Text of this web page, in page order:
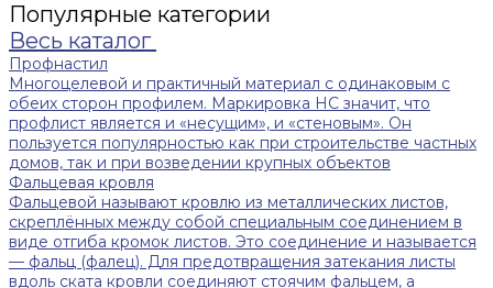
Популярные категории
Весь каталог
Профнастил
Многоцелевой и практичный материал с одинаковым с
обеих сторон профилем. Маркировка НС значит, что
профлист является и «несущим», и «стеновым». Он
пользуется популярностью как при строительстве частных
домов, так и при возведении крупных объектов
Фальцевая кровля
Фальцевой называют кровлю из металлических листов,
скреплённых между собой специальным соединением в
виде отгиба кромок листов. Это соединение и называется
— фальц (фалец). Для предотвращения затекания листы
вдоль ската кровли соединяют стоячим фальцем, а